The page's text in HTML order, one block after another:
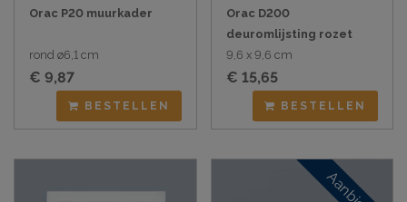
Orac P20 muurkader
rond ø6,1 cm
€ 9,87
BESTELLEN
Orac D200
deuromlijsting rozet
9,6 x 9,6 cm
€ 15,65
BESTELLEN